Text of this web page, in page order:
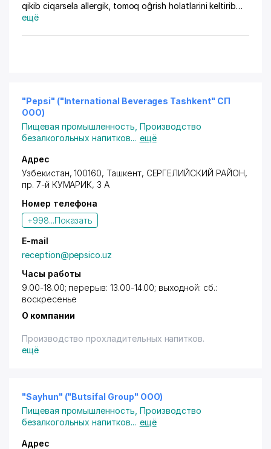
qikib ciqarsela allergik, tomoq oĝrish holatlarini keltirib
ciqarishi mumkin qizim icib rosa yòtaldi shirasi kòpligidan
ещё
"Pepsi" ("International Beverages Tashkent" СП
ООО)
Пищевая промышленность Производство
безалкогольных напитков... ещё
Адрес
Узбекистан, 100160, Ташкент, СЕРГЕЛИЙСКИЙ РАЙОН,
пр. 7-й КУМАРИК, 3 А
Номер телефона
+998...Показать
E-mail
reception@pepsico.uz
Часы работы
9.00-18.00; перерыв: 13.00-14.00; выходной: сб.:
воскресенье
О компании
Производство прохладительных напитков.
ещё
"Sayhun" ("Butsifal Group" ООО)
Пищевая промышленность Производство
безалкогольных напитков... ещё
Адрес